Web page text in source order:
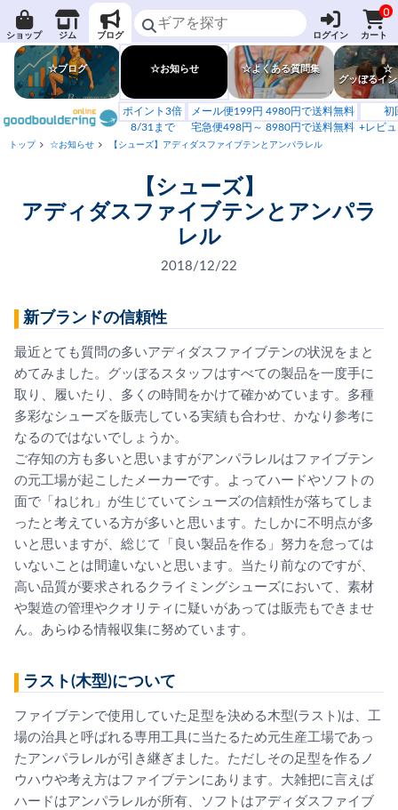
ショップ ジム ブログ ログイン
0
カート
☆ブログ ☆お知らせ ☆よくある質問集
☆
グッぼるイ
ポイント3倍
8/31まで
メール便199円 4980円で送料無料
宅急便498円～ 8980円で送料無料
初
+レビ
トップ ☆お知らせ 【シューズ】アディダスファイブテンとアンパラレル
【シューズ】
アディダスファイブテンとアンパラ
レル
2018/12/22
新ブランドの信頼性
最近とても質問の多いアディダスファイブテンの状況をまと
めてみました。グッぼるスタッフはすべての製品を一度手に
取り、履いたり、多くの時間をかけて確かめています。多種
多彩なシューズを販売している実績も合わせ、かなり参考に
なるのではないでしょうか。
ご存知の方も多いと思いますがアンパラレルはファイブテン
の元工場が起こしたメーカーです。よってハードやソフトの
面で「ねじれ」が生じていてシューズの信頼性が落ちてしま
ったと考えている方が多いと思います。たしかに不明点が多
いと思いますが、総じて「良い製品を作る」努力を怠っては
いないことは間違いないと思います。当たり前なのですが、
高い品質が要求されるクライミングシューズにおいて、素材
や製造の管理やクオリティに疑いがあっては販売もできませ
ん。あらゆる情報収集に努めています。
ラスト(木型)について
ファイブテンで使用していた足型を決める木型(ラスト)は、工
場の治具と呼ばれる専用工具に当たるため元生産工場であっ
たアンパラレルが引き継ぎました。ただしその足型を作るノ
ウハウや考え方はファイブテンにあります。大雑把に言えば
ハードはアンパラレルが所有、ソフトはアディダスファイブ